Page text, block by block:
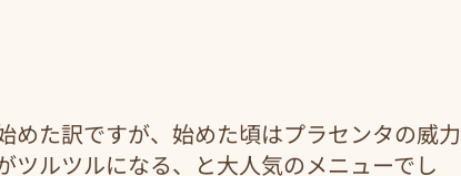
めた訳ですが、始めた頃はプラセンタの威力
ツルツルになる、と大人気のメニューでし